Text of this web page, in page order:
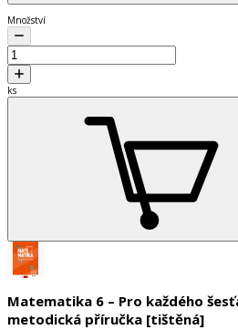
Množství
ks
Matematika 6 – Pro každého
metodická příručka [tištěná]